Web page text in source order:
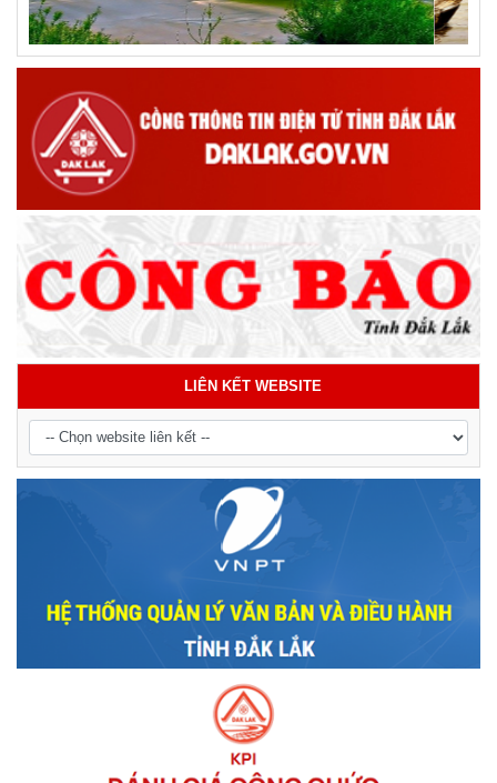
LIÊN KẾT WEBSITE